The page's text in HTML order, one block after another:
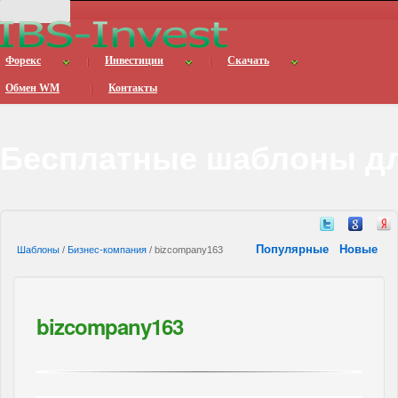
Форекс Инвестиции Скачать
Обмен WM Контакты
Шаблоны / Бизнес-компания / bizcompany163 Популярные Новые
bizcompany163